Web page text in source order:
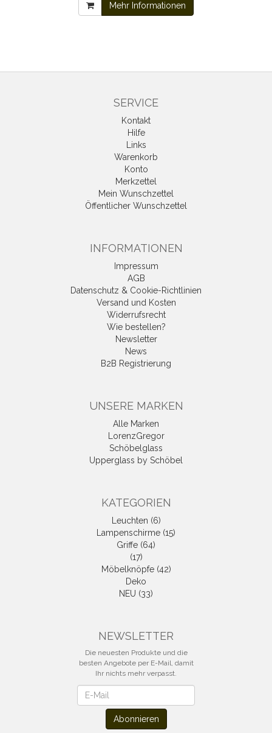
Mehr Informationen
SERVICE
Kontakt
Hilfe
Links
Warenkorb
Konto
Merkzettel
Mein Wunschzettel
Öffentlicher Wunschzettel
INFORMATIONEN
Impressum
AGB
Datenschutz & Cookie-Richtlinien
Versand und Kosten
Widerrufsrecht
Wie bestellen?
Newsletter
News
B2B Registrierung
UNSERE MARKEN
Alle Marken
LorenzGregor
Schöbelglass
Upperglass by Schöbel
KATEGORIEN
Leuchten (6)
Lampenschirme (15)
Griffe (64)
(17)
Möbelknöpfe (42)
Deko
NEU (33)
NEWSLETTER
Die neuesten Produkte und die
besten Angebote per E-Mail, damit
Ihr nichts mehr verpasst.
Abonnieren